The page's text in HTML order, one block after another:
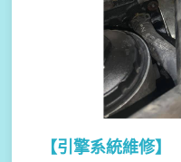
【引擎系統維修】